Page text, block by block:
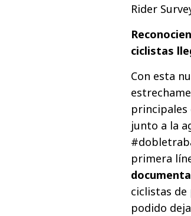
Rider
ciclistas
Con esta
principales
junto a la
primera
ciclistas de
podido